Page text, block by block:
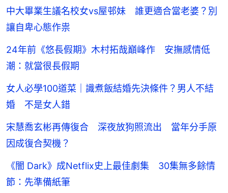
中大畢業生議名校女vs屋邨妹 誰更適合當老婆？別
讓自卑心態作祟
24年前《悠長假期》木村拓哉巔峰作 安撫感情低
潮：就當很長假期
女人必學100道菜｜識煮飯結婚先決條件？男人不結
婚 不是女人錯
宋慧喬玄彬再傳復合 深夜放狗照流出 當年分手原
因成復合契機？
《闇 Dark》成Netflix史上最佳劇集 30集無多餘情
節：先準備紙筆